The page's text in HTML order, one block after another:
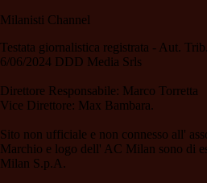
Milanisti Channel
Testata giornalistica registrata - Aut.
6/06/2024 DDD Media Srls
Direttore Responsabile: Marco Torretta
Vice Direttore: Max Bambara.
Sito non ufficiale e non connesso all'
Marchio e logo dell' AC Milan sono di
Milan S.p.A.